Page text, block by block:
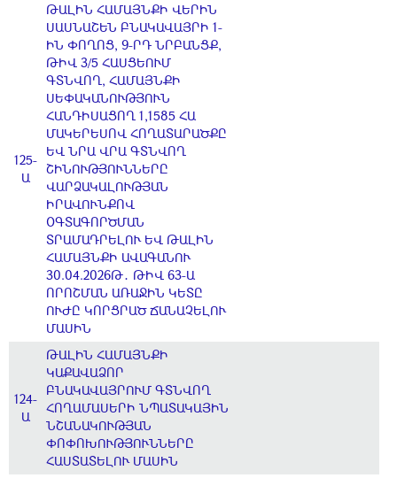
125-
Ա
ԹԱԼԻՆ ՀԱՄԱՅՆՔԻ ՎԵՐԻՆ
ՍԱՍՆԱՇԵՆ ԲՆԱԿԱՎԱՅՐԻ 1-
ԻՆ ՓՈՂՈՑ, 9-ՐԴ ՆՐԲԱՆՑՔ,
ԹԻՎ 3/5 ՀԱՍՑԵՈՒՄ
ԳՏՆՎՈՂ, ՀԱՄԱՅՆՔԻ
ՍԵՓԱԿԱՆՈՒԹՅՈՒՆ
ՀԱՆԴԻՍԱՑՈՂ 1,1585 ՀԱ
ՄԱԿԵՐԵՍՈՎ ՀՈՂԱՏԱՐԱԾՔԸ
ԵՎ ՆՐԱ ՎՐԱ ԳՏՆՎՈՂ
ՇԻՆՈՒԹՅՈՒՆՆԵՐԸ
ՎԱՐՁԱԿԱԼՈՒԹՅԱՆ
ԻՐԱՎՈՒՆՔՈՎ
ՕԳՏԱԳՈՐԾՄԱՆ
ՏՐԱՄԱԴՐԵԼՈՒ ԵՎ ԹԱԼԻՆ
ՀԱՄԱՅՆՔԻ ԱՎԱԳԱՆՈՒ
30.04.2026Թ․ ԹԻՎ 63-Ա
ՈՐՈՇՄԱՆ ԱՌԱՋԻՆ ԿԵՏԸ
ՈՒԺԸ ԿՈՐՑՐԱԾ ՃԱՆԱՉԵԼՈՒ
ՄԱՍԻՆ
124-
Ա
ԹԱԼԻՆ ՀԱՄԱՅՆՔԻ
ԿԱՔԱՎԱՁՈՐ
ԲՆԱԿԱՎԱՅՐՈՒՄ ԳՏՆՎՈՂ
ՀՈՂԱՄԱՍԵՐԻ ՆՊԱՏԱԿԱՅԻՆ
ՆՇԱՆԱԿՈՒԹՅԱՆ
ՓՈՓՈԽՈՒԹՅՈՒՆՆԵՐԸ
ՀԱՍՏԱՏԵԼՈՒ ՄԱՍԻՆ